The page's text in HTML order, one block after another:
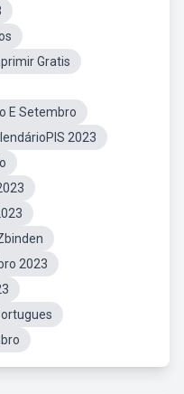
Gratis
E Setembro
2023
2023